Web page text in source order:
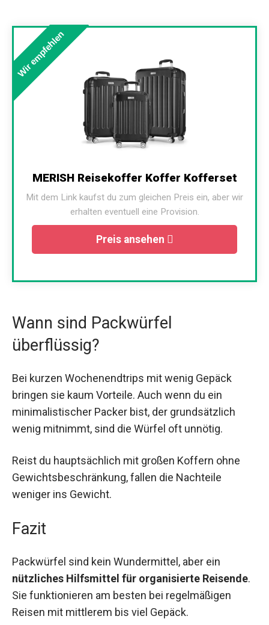
Wir empfehlen
MERISH Reisekoffer Koffer Kofferset
Mit dem Link kaufst du zum gleichen Preis ein, aber wir
erhalten eventuell eine Provision.
Preis ansehen
Wann sind Packwürfel
überflüssig?
Bei kurzen Wochenendtrips mit wenig Gepäck
bringen sie kaum Vorteile. Auch wenn du ein
minimalistischer Packer bist, der grundsätzlich
wenig mitnimmt, sind die Würfel oft unnötig.
Reist du hauptsächlich mit großen Koffern ohne
Gewichtsbeschränkung, fallen die Nachteile
weniger ins Gewicht.
Fazit
Packwürfel sind kein Wundermittel, aber ein
nützliches Hilfsmittel für organisierte Reisende.
Sie funktionieren am besten bei regelmäßigen
Reisen mit mittlerem bis viel Gepäck.